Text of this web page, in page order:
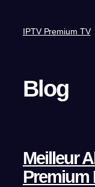
IPTV Premium TV
Blog
Meilleur
Premium